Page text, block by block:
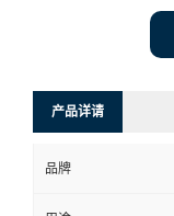
产品详请
品牌